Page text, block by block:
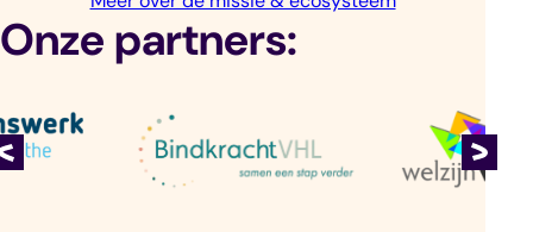
Onze partners: